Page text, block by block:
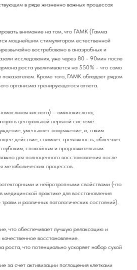
в ряде жизненно важных процессах
внимание на том, что ГАМК (Гамма
мощнейшим стимулятором естественной
востребовано в анаэробных и
исследования, уже через 80 - 90мин после
роста увеличивается на 550% - что само
Кроме того, ГАМК обладает рядом
организма тренирующегося атлета.
кислота) – аминокислота,
в центральной нервной системе.
уменьшает напряжение, и, таким
действие, снимает тревожность, облегчает
спокойным и продолжительным.
для полноценного восстановления после
метаболических процессов.
и нейротропными свойствами (что
медицинской практике для восстановления
и различных патологических состояний).
что обеспечивает лучшую релаксацию и
восстановление.
роста, что потенциально ускоряет набор сухой
за счет активизации поглощения клетками